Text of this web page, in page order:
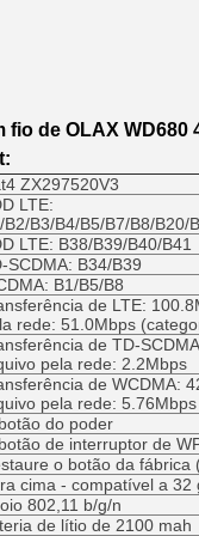
fio de OLAX WD680
:
ZX297520V3
LTE:
B2/B3/B4/B5/B7/B8/B20/
LTE: B38/B39/B40/B41
SCDMA: B34/B39
B1/B5/B8
de LTE:
rede: 51.0Mbps
de TD-
pela rede: 2.2Mbps
de WCDMA:
pela rede: 5.76Mbps
do poder
de interruptor de
o botão da fábrica
cima - compatível a 32
802,11 b/g/n
de lítio de 2100 mah